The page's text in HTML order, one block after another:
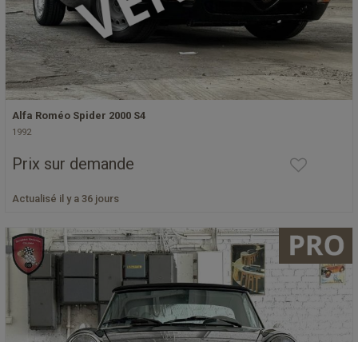
Alfa Roméo Spider 2000 S4
1992
Prix sur demande
Actualisé il y a 36 jours